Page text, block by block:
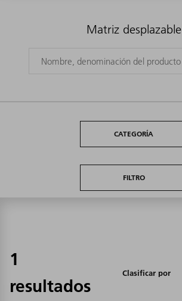
Matriz desplazable
CATEGORÍA
FILTRO
1
resultados